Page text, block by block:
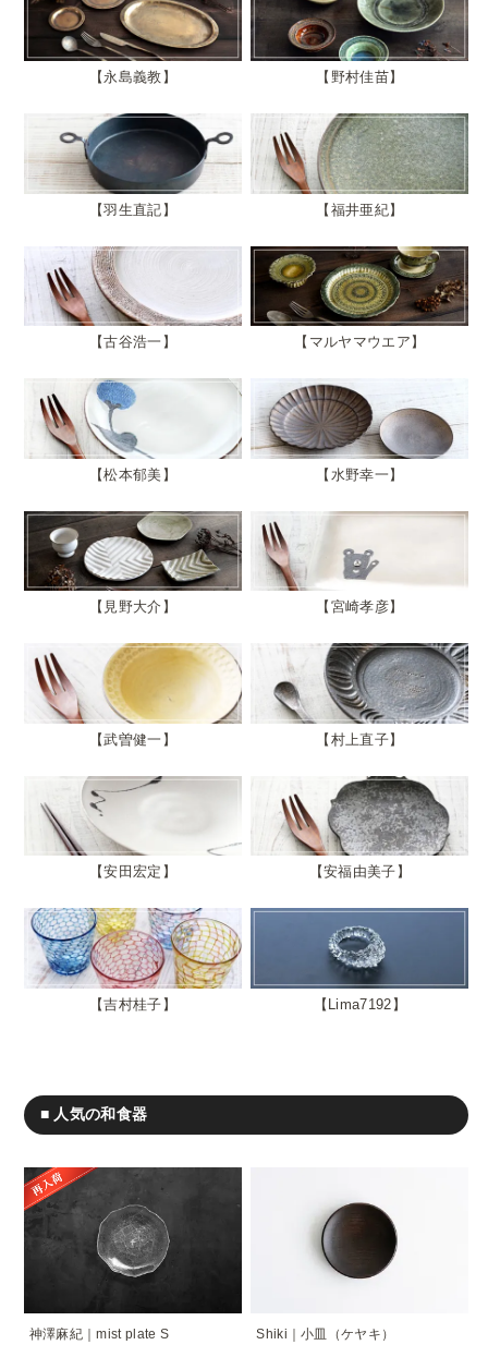
永島義教 野村佳苗
羽生直記 福井亜紀
古谷浩一 マルヤマウエア
松本郁美 水野幸一
見野大介 宮崎孝彦
武曽健一 村上直子
安田宏定 安福由美子
吉村桂子 Lima7192
■ 人気の和食器
神澤麻紀｜mist plate S Shiki｜小皿（ケヤキ）